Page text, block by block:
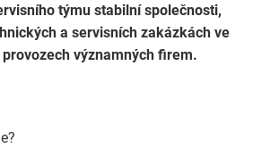
týmu stabilní společnosti,
a servisních zakázkách ve
významných firem.